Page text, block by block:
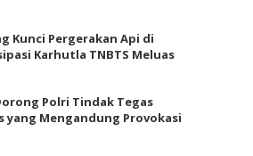
Kunci Pergerakan Api di
Karhutla TNBTS Meluas
Polri Tindak Tegas
yang Mengandung Provokasi